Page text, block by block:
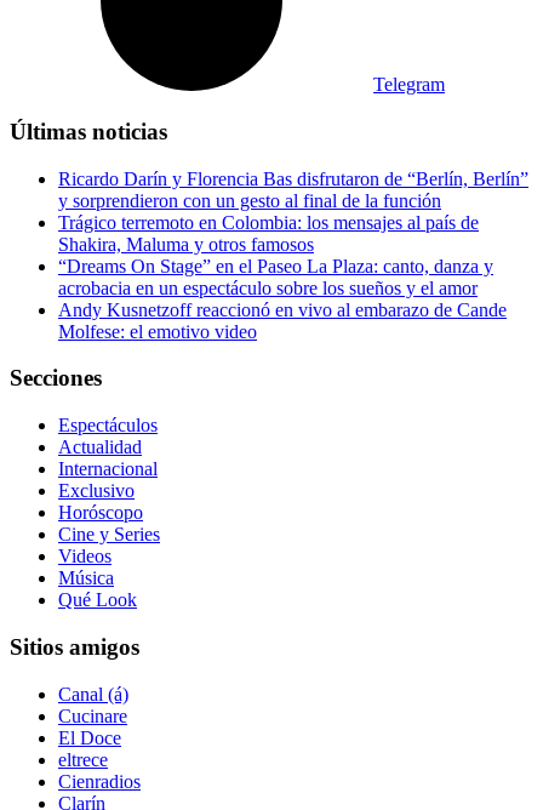
Telegram
Últimas noticias
Ricardo Darín y Florencia Bas disfrutaron de “Berlín, Berlín”
y sorprendieron con un gesto al final de la función
Trágico terremoto en Colombia: los mensajes al país de
Shakira, Maluma y otros famosos
“Dreams On Stage” en el Paseo La Plaza: canto, danza y
acrobacia en un espectáculo sobre los sueños y el amor
Andy Kusnetzoff reaccionó en vivo al embarazo de Cande
Molfese: el emotivo video
Secciones
Espectáculos
Actualidad
Internacional
Exclusivo
Horóscopo
Cine y Series
Videos
Música
Qué Look
Sitios amigos
Canal (á)
Cucinare
El Doce
eltrece
Cienradios
Clarín